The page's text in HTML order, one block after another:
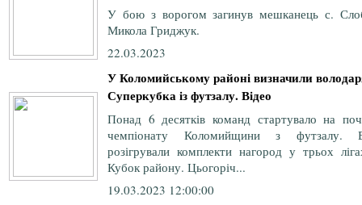
У бою з ворогом загинув мешканець с.
Микола Гриджук.
22.03.2023
У Коломийському районі визначили
Суперкубка із футзалу. Відео
Понад 6 десятків команд стартувало на
чемпіонату Коломийщини з футзалу.
розігрували комплекти нагород у трьох
Кубок району. Цьогоріч...
19.03.2023 12:00:00